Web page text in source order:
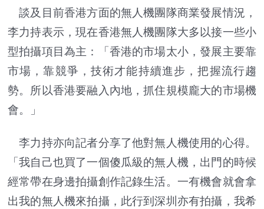
談及目前香港方面的無人機團隊商業發展情況，
李力持表示，現在香港無人機團隊大多以接一些小
型拍攝項目為主：「香港的市場太小，發展主要靠
市場，靠競爭，技術才能持續進步，把握流行趨
勢。所以香港要融入內地，抓住規模龐大的市場機
會。」
李力持亦向記者分享了他對無人機使用的心得。
「我自己也買了一個傻瓜級的無人機，出門的時候
經常帶在身邊拍攝創作記錄生活。一有機會就會拿
出我的無人機來拍攝，此行到深圳亦有拍攝，我希